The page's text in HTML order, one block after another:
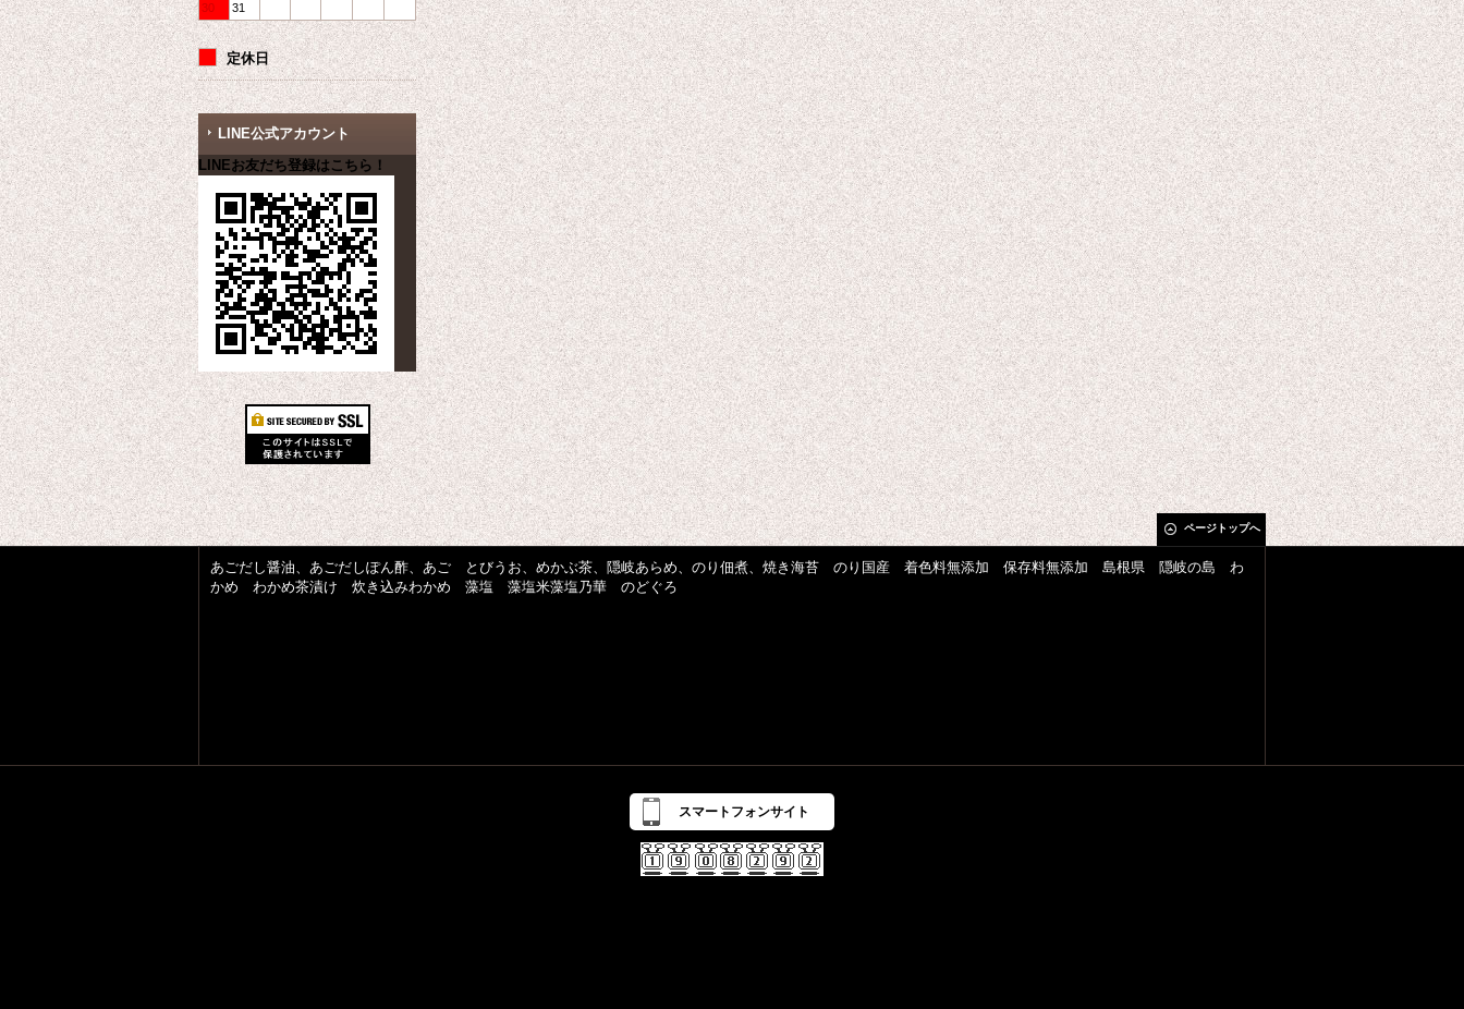
30
31
定休日
LINE公式アカウント
LINEお友だち登録はこちら！
ページトップへ
あごだし醤油、あごだしぽん酢、あご とびうお、めかぶ茶、隠岐あらめ、のり佃煮、焼き海苔 のり国産 着色料無添加 保存料無添加 島根県 隠岐の島 わ
かめ わかめ茶漬け 炊き込みわかめ 藻塩 藻塩米藻塩乃華 のどぐろ
スマートフォンサイト